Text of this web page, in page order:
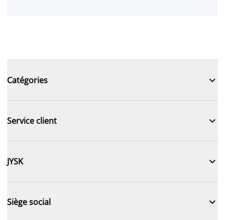
Catégories 
Service client 
JYSK 
Siège social 